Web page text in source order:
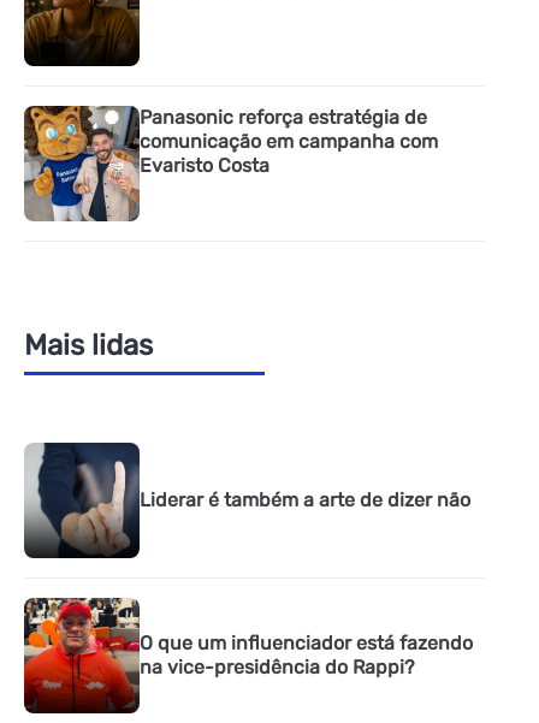
Panasonic reforça estratégia de
comunicação em campanha com
Evaristo Costa
Mais lidas
Liderar é também a arte de dizer não
O que um influenciador está fazendo
na vice-presidência do Rappi?